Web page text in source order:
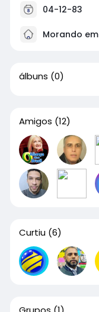
04-12-83
Morando em
álbuns (0)
Amigos (12)
Curtiu (6)